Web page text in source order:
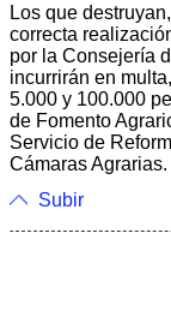
Los que
correcta
por la Consejería
incurrirán en
5.000 y 100.000
de Fomento
Servicio de
Cámaras Agrarias.
Subir